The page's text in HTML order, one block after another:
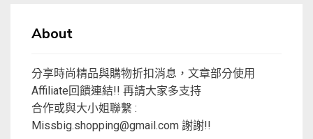
About
分享時尚精品與購物折扣消息，文章部分使用
Affiliate回饋連結!! 再請大家多支持
合作或與大小姐聯繫 :
Missbig.shopping@gmail.com 謝謝!!